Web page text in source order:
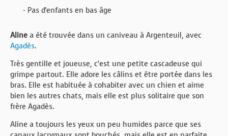
- Pas d'enfants en bas âge
Aline a été trouvée dans un caniveau à Argenteuil, avec
Agadès.
Très gentille et joueuse, c’est une petite cascadeuse qui
grimpe partout. Elle adore les câlins et être portée dans les
bras. Elle est habituée à cohabiter avec un chien et aime
bien les autres chats, mais elle est plus solitaire que son
frère Agadès.
Aline a toujours les yeux un peu humides parce que ses